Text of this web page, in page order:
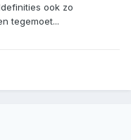
ook zo
tegemoet...